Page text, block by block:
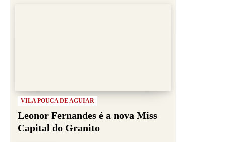
VILA POUCA DE AGUIAR
Leonor Fernandes é a nova Miss
Capital do Granito